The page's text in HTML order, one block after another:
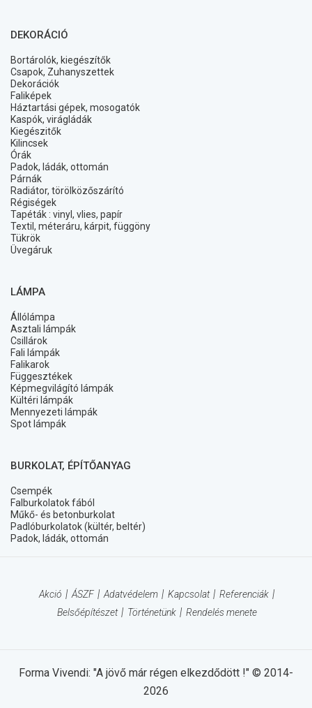
DEKORÁCIÓ
Bortárolók, kiegészítők
Csapok, Zuhanyszettek
Dekorációk
Faliképek
Háztartási gépek, mosogatók
Kaspók, virágládák
Kiegészitők
Kilincsek
Órák
Padok, ládák, ottomán
Párnák
Radiátor, törölközőszárító
Régiségek
Tapéták : vinyl, vlies, papír
Textil, méteráru, kárpit, függöny
Tükrök
Üvegáruk
LÁMPA
Állólámpa
Asztali lámpák
Csillárok
Fali lámpák
Falikarok
Függesztékek
Képmegvilágító lámpák
Kültéri lámpák
Mennyezeti lámpák
Spot lámpák
BURKOLAT, ÉPÍTŐANYAG
Csempék
Falburkolatok fából
Műkő- és betonburkolat
Padlóburkolatok (kültér, beltér)
Padok, ládák, ottomán
Akció ÁSZF Adatvédelem Kapcsolat
Referenciák
Belsőépítészet
Történetünk Rendelés menete
Forma Vivendi: "A jövő már régen elkezdődött !" © 2014-
2026